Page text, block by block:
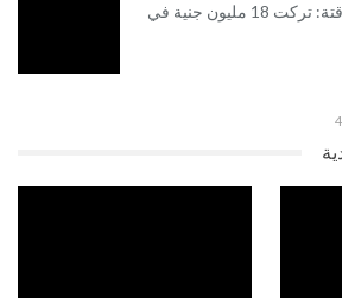
مرتضي منصور للجنة المؤقتة: تركت 18 مليون جنية في